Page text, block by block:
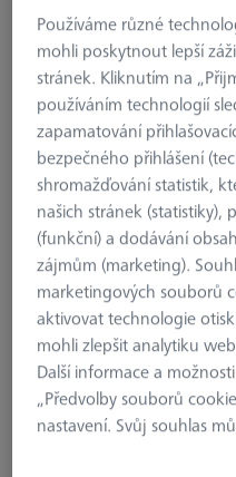
Používáme různé
mohli poskytnout lepší
stránek. Kliknutím na
používáním technologií
zapamatování
bezpečného přihlášení
shromažďování statistik,
našich stránek (statistiky),
(funkční) a dodávání
zájmům (marketing).
marketingových souborů
aktivovat technologie
mohli zlepšit analytiku
Další informace a
„Předvolby souborů
nastavení. Svůj souhlas